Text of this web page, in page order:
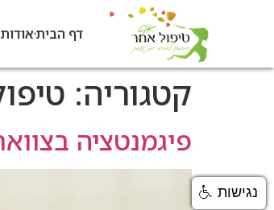
דף הביתאודות
קטגוריה:
פיגמנטציה
נגישות